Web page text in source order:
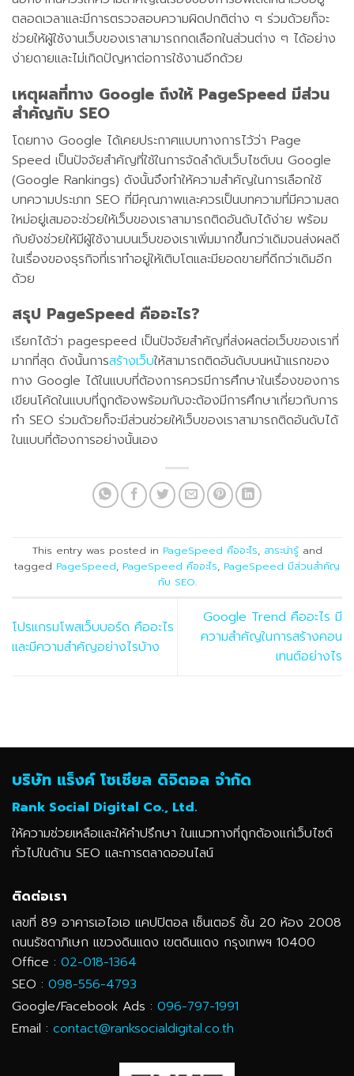
ตลอดเวลาและมีการตรวจสอบความผิดปกติต่าง ๆ ร่วมด้วยก็จะ
ช่วยให้ผู้ใช้งานเว็บของเราสามารถกดเลือกในส่วนต่าง ๆ ได้อย่าง
ง่ายดายและไม่เกิดปัญหาต่อการใช้งานอีกด้วย
เหตุผลที่ทาง Google ถึงให้ PageSpeed มีส่วน
สำคัญกับ SEO
โดยทาง Google ได้เคยประกาศแบบทางการไว้ว่า Page
Speed เป็นปัจจัยสำคัญที่ใช้ในการจัดลำดับเว็บไซต์บน Google
(Google Rankings) ดังนั้นจึงทำให้ความสำคัญในการเลือกใช้
บทความประเภท SEO ที่มีคุณภาพและควรเป็นบทความที่มีความสด
ใหม่อยู่เสมอจะช่วยให้เว็บของเราสามารถติดอันดับได้ง่าย พร้อม
กับยังช่วยให้มีผู้ใช้งานบนเว็บของเราเพิ่มมากขึ้นกว่าเดิมจนส่งผลดี
ในเรื่องของธุรกิจที่เราทำอยู่ให้เติบโตและมียอดขายที่ดีกว่าเดิมอีก
ด้วย
สรุป PageSpeed คืออะไร?
เรียกได้ว่า pagespeed เป็นปัจจัยสำคัญที่ส่งผลต่อเว็บของเราที่
มากที่สุด ดังนั้นการสร้างเว็บให้สามารถติดอันดับบนหน้าแรกของ
ทาง Google ได้ในแบบที่ต้องการควรมีการศึกษาในเรื่องของการ
เขียนโค้ดในแบบที่ถูกต้องพร้อมกับจะต้องมีการศึกษาเกี่ยวกับการ
ทำ SEO ร่วมด้วยก็จะมีส่วนช่วยให้เว็บของเราสามารถติดอันดับได้
ในแบบที่ต้องการอย่างนั้นเอง
This entry was posted in PageSpeed คืออะไร, สาระน่ารู้and
tagged PageSpeed, PageSpeed คืออะไร, PageSpeed มีส่วนสำคัญ
กับ SEO.
โปรแกรมโพสเว็บบอร์ด คืออะไร
และมีความสำคัญอย่างไรบ้าง
Google Trend คืออะไร มี
ความสำคัญในการสร้างคอน
เทนต์อย่างไร
บริษัท แร็งค์ โซเชียล ดิจิตอล จำกัด
Rank Social Digital Co., Ltd.
ให้ความช่วยเหลือและให้คำปรึกษา ในแนวทางที่ถูกต้องแก่เว็บไซต์
ทั่วไปในด้าน SEO และการตลาดออนไลน์
ติดต่อเรา
เลขที่ 89 อาคารเอไอเอ แคปปิตอล เซ็นเตอร์ ชั้น 20 ห้อง 2008
ถนนรัชดาภิเษก แขวงดินแดง เขตดินแดง กรุงเทพฯ 10400
Office : 02-018-1364
SEO : 098-556-4793
Google/Facebook Ads : 096-797-1991
Email : contact@ranksocialdigital.co.th